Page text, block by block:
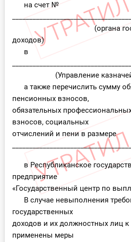
на счет №
(органа
доходов)
в
(Управление
а также перечислить сумму
пенсионных взносов,
обязательных
взносов, социальных
отчислений и пени в размере
в Республиканское
предприятие
«Государственный центр по
В случае невыполнения
государственных
доходов и их должностных лиц к
применены меры